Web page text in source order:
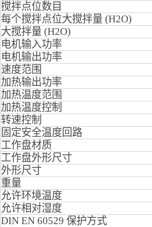
搅拌点位数目
每个搅拌点位大搅拌量 (H2O)
大搅拌量 (H2O)
电机输入功率
电机输出功率
速度范围
加热输出功率
加热温度范围
加热温度控制
转速控制
固定安全温度回路
工作盘材质
工作盘外形尺寸
外形尺寸
重量
允许环境温度
允许相对湿度
DIN EN 60529 保护方式